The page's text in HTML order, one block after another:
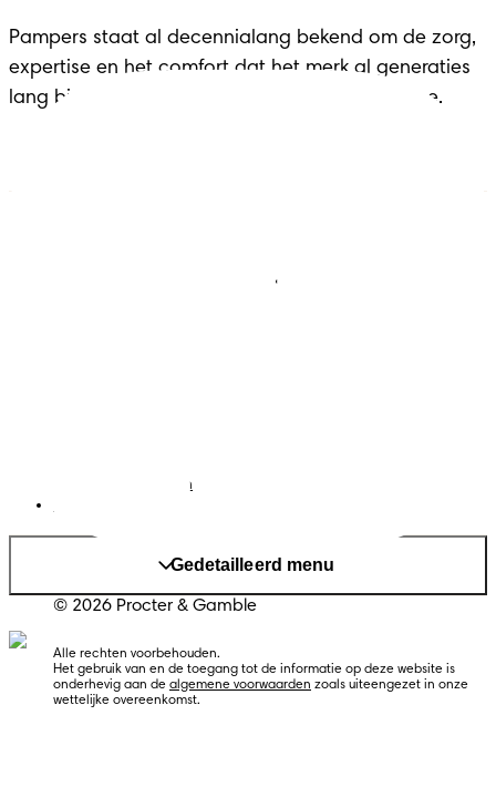
Pampers staat al decennialang bekend om de zorg,
expertise en het comfort dat het merk al generaties
lang biedt aan gezinnen in elke belangrijke fase.
Land/regio wijzigen
Gedetailleerd menu
© 2026 Procter & Gamble
Alle rechten voorbehouden.
Het gebruik van en de toegang tot de informatie op deze website is
onderhevig aan de algemene voorwaarden zoals uiteengezet in onze
wettelijke overeenkomst.